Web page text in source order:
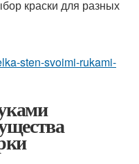
краски для разных
sten-svoimi-rukami-